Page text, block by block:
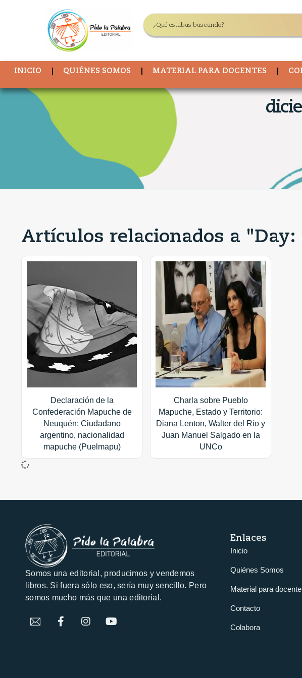
INICIO QUIÉNES SOMOS MATERIAL PARA DOCENTES
Artículos relacionados a "Day:
Declaración de la
Confederación Mapuche de
Neuquén: Ciudadano
argentino, nacionalidad
mapuche (Puelmapu)
Charla sobre Pueblo
Mapuche, Estado y Territorio:
Diana Lenton, Walter del Río y
Juan Manuel Salgado en la
UNCo
Somos una editorial, producimos y vendemos
libros. Si fuera sólo eso, sería muy sencillo. Pero
somos mucho más que una editorial.
Enlaces
Inicio
Quiénes Somos
Material para
Contacto
Colabora